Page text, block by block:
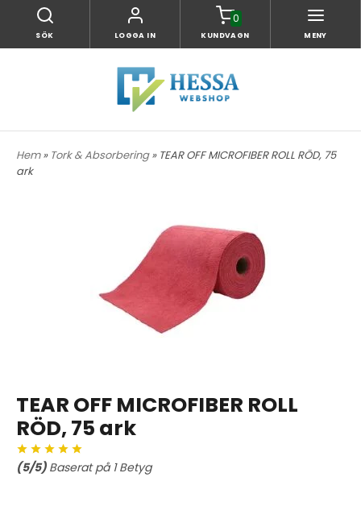
SÖK LOGGA IN
0
KUNDVAGN MENY
Hem» Tork & Absorbering» TEAR OFF MICROFIBER ROLL RÖD, 75
ark
TEAR OFF MICROFIBER ROLL
RÖD, 75 ark
(5/5) Baserat på 1Betyg